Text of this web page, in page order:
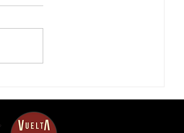
presenta el próximo martes,
11 de julio